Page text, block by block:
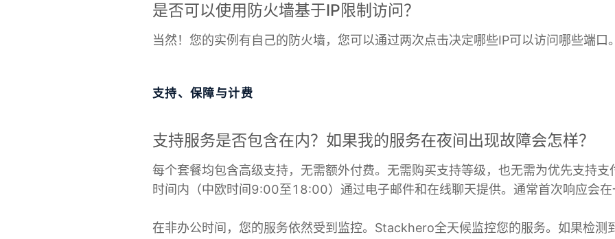
是否可以使用防火墙基于IP限制访问？
当然！您的实例有自己的防火墙，您可以通过两次点击决定哪些IP可以访问哪些端口。
支持、保障与计费
支持服务是否包含在内？如果我的服务在夜间出现故障会怎样？
每个套餐均包含高级支持，无需额外付费。无需购买支持等级，也无需为优先支持
时间内（中欧时间9:00至18:00）通过电子邮件和在线聊天提供。通常首次响应会在
在非办公时间，您的服务依然受到监控。Stackhero全天候监控您的服务。如果检测